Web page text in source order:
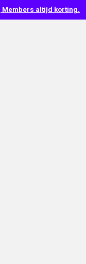
Members altijd korting.